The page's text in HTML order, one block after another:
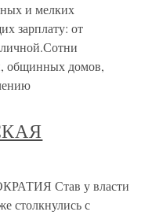
и мелких
зарплату: от
общинных домов,
Став у власти
столкнулись с